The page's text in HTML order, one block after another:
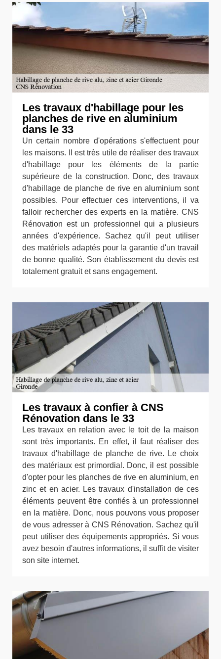
Les travaux d'habillage pour les
planches de rive en aluminium
dans le 33
Un certain nombre d'opérations s'effectuent pour
les maisons. Il est très utile de réaliser des travaux
d'habillage pour les éléments de la partie
supérieure de la construction. Donc, des travaux
d'habillage de planche de rive en aluminium sont
possibles. Pour effectuer ces interventions, il va
falloir rechercher des experts en la matière. CNS
Rénovation est un professionnel qui a plusieurs
années d'expérience. Sachez qu'il peut utiliser
des matériels adaptés pour la garantie d'un travail
de bonne qualité. Son établissement du devis est
totalement gratuit et sans engagement.
Les travaux à confier à CNS
Rénovation dans le 33
Les travaux en relation avec le toit de la maison
sont très importants. En effet, il faut réaliser des
travaux d'habillage de planche de rive. Le choix
des matériaux est primordial. Donc, il est possible
d'opter pour les planches de rive en aluminium, en
zinc et en acier. Les travaux d'installation de ces
éléments peuvent être confiés à un professionnel
en la matière. Donc, nous pouvons vous proposer
de vous adresser à CNS Rénovation. Sachez qu'il
peut utiliser des équipements appropriés. Si vous
avez besoin d'autres informations, il suffit de visiter
son site internet.